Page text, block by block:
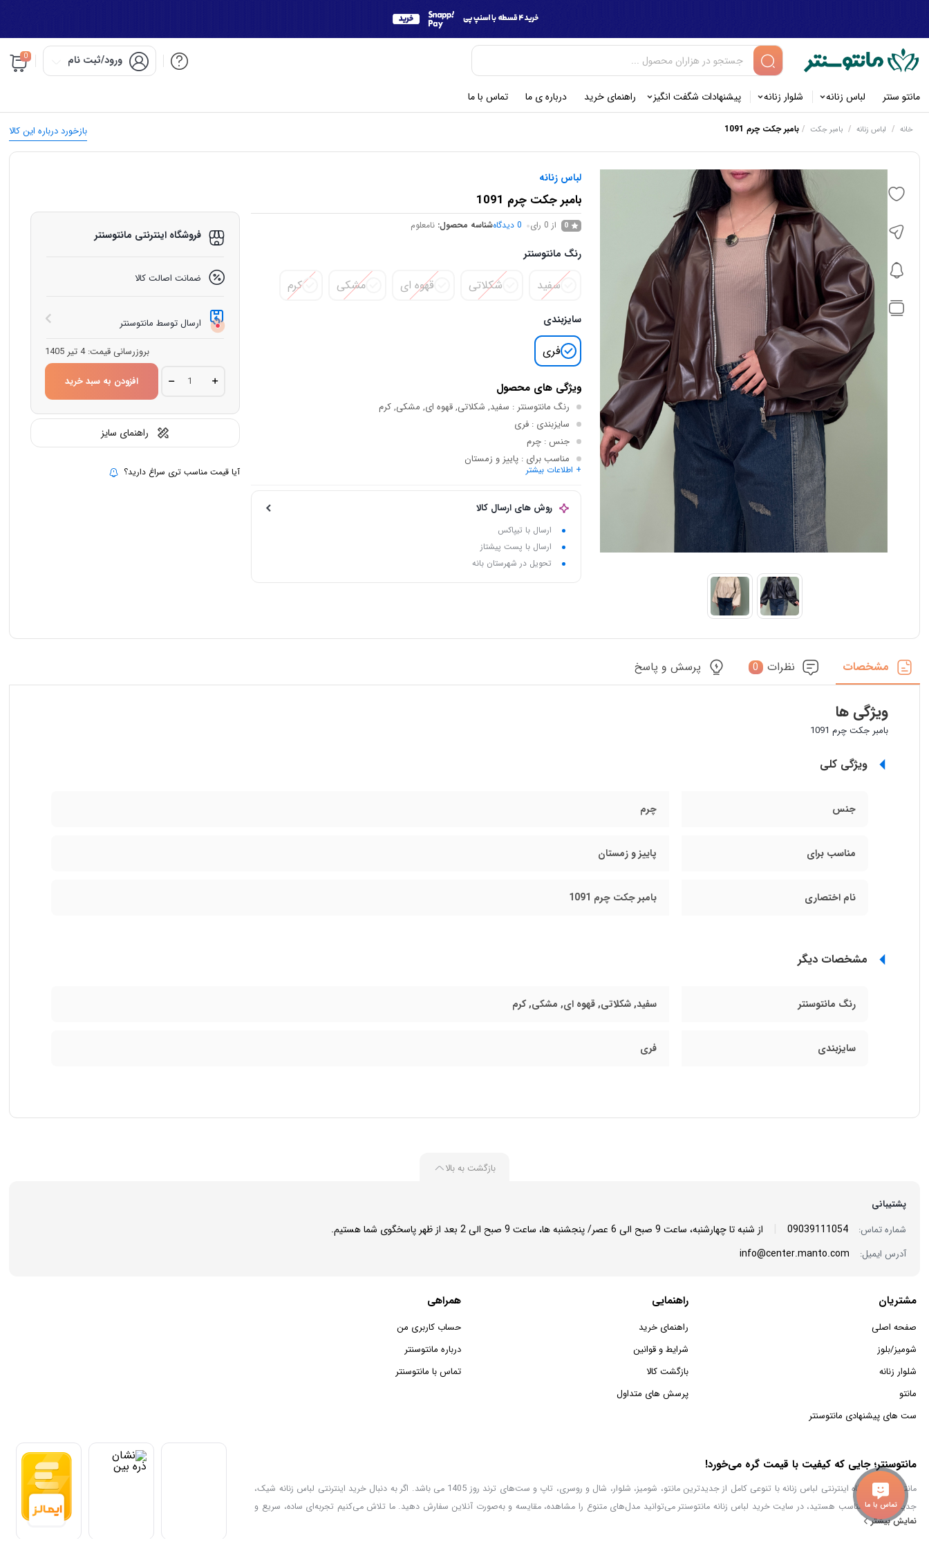
ورود/ثبت نام 0
مانتو سنتر لباس زنانه شلوار زنانه پیشنهادات شگفت انگیز راهنمای خرید درباره ی ما تماس با ما
بازخورد درباره این کالا خانه / لباس زنانه / بامبر جکت /بامبر جکت چرم 1091
لباس زنانه
بامبر جکت چرم 1091
0 از 0 رای 0 دیدگاهشناسه محصول:نامعلوم
رنگ مانتوسنتر
سفید شکلاتی قهوه ای مشکی کرم
سایزبندی
فری
ویژگی های محصول
رنگ مانتوسنتر: سفید, شکلاتی, قهوه ای, مشکی, کرم
سایزبندی: فری
جنس: چرم
مناسب برای: پاییز و زمستان
نام اختصاری
+ اطلاعات بیشتر
روش های ارسال کالا
ارسال با تیپاکس
ارسال با پست پیشتاز
تحویل در شهرستان بانه
فروشگاه اینترنتی مانتوسنتر
ضمانت اصالت کالا
ارسال توسط مانتوسنتر
بروزرسانی قیمت:4 تیر 1405
بامبر
جکت
1091
quantity
افزودن به سبد خرید
راهنمای سایز
آیا قیمت مناسب تری سراغ دارید؟
مشخصات نظرات 0 پرسش و پاسخ
ویژگی ها
بامبر جکت چرم 1091
ویژگی کلی
جنس چرم
مناسب برای پاییز و زمستان
نام اختصاری بامبر جکت چرم 1091
مشخصات دیگر
رنگ مانتوسنتر سفید, شکلاتی, قهوه ای, مشکی, کرم
سایزبندی فری
بازگشت به بالا
پشتیبانی
شماره تماس:
09039111054 از شنبه تا چهارشنبه، ساعت 9 صبح الی 6 عصر/ پنجشنبه ها، ساعت 9 صبح الی 2 بعد از ظهر پاسخگوی شما هستیم.
آدرس ایمیل: info@center.manto.com
مشتریان
صفحه اصلی
شومیز/بلوز
شلوار زنانه
مانتو
ست های پیشنهادی مانتوسنتر
راهنمایی
راهنمای خرید
شرایط و قوانین
بازگشت کالا
پرسش های متداول
همراهی
حساب کاربری من
درباره مانتوسنتر
تماس با مانتوسنتر
مانتوسنتر؛ جایی که کیفیت با قیمت گره می‌خورد!
مانتوسنتر؛ فروشگاه اینترنتی لباس زنانه با تنوعی کامل از جدیدترین مانتو، شومیز، شلوار، شال و روسری، تاپ و ست‌های ترند روز 1405 می باشد. اگر به دنبال خرید اینترنتی لباس زنانه شیک،
جدید با قیمت مناسب هستید، در سایت خرید لباس زنانه مانتوسنتر می‌توانید مدل‌های متنوع را مشاهده، مقایسه و به‌صورت آنلاین سفارش دهید. ما تلاش می‌کنیم تجربه‌ای ساده، سریع و
مطمئن برای خرید پوشاک زنانه ایرانی فراهم کنیم.
نمایش بیشتر
تماس با ما